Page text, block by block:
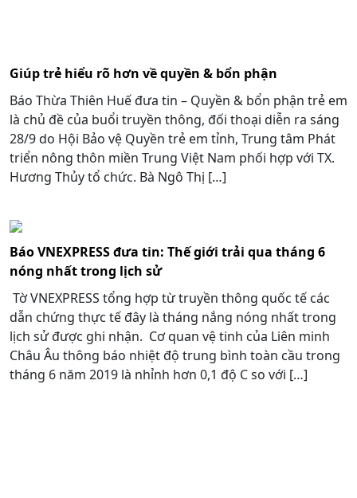
Giúp trẻ hiểu rõ hơn về quyền & bổn phận
Báo Thừa Thiên Huế đưa tin – Quyền & bổn phận trẻ em
là chủ đề của buổi truyền thông, đối thoại diễn ra sáng
28/9 do Hội Bảo vệ Quyền trẻ em tỉnh, Trung tâm Phát
triển nông thôn miền Trung Việt Nam phối hợp với TX.
Hương Thủy tổ chức. Bà Ngô Thị […]
Báo VNEXPRESS đưa tin: Thế giới trải qua tháng 6
nóng nhất trong lịch sử
Tờ VNEXPRESS tổng hợp từ truyền thông quốc tế các
dẫn chứng thực tế đây là tháng nắng nóng nhất trong
lịch sử được ghi nhận. Cơ quan vệ tinh của Liên minh
Châu Âu thông báo nhiệt độ trung bình toàn cầu trong
tháng 6 năm 2019 là nhỉnh hơn 0,1 độ C so với […]